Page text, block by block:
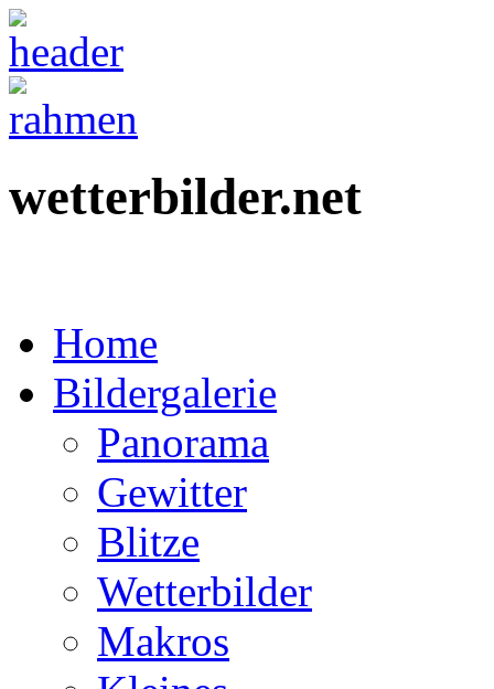
wetterbilder.net
Home
Bildergalerie
Panorama
Gewitter
Blitze
Wetterbilder
Makros